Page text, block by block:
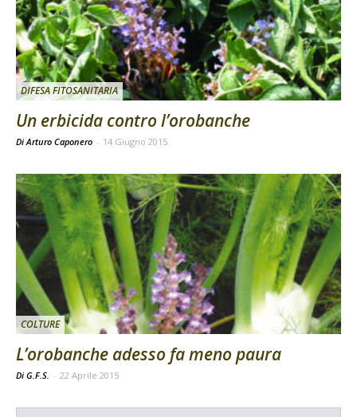
DIFESA FITOSANITARIA
Un erbicida contro l’orobanche
Di Arturo Caponero - 14 Giugno 2015
COLTURE
L’orobanche adesso fa meno paura
Di G.F.S. - 22 Aprile 2015